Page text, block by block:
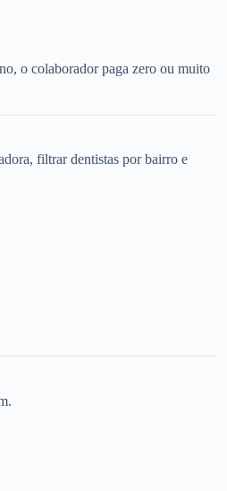
o colaborador paga zero ou muito
filtrar dentistas por bairro e